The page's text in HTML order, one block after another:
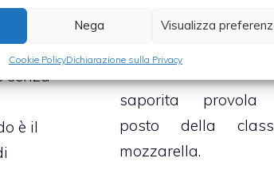
Nega Visualizza
Cookie PolicyDichiarazione sulla Privacy
senza
è il
volendo darle un
saporita
posto della
mozzarella.